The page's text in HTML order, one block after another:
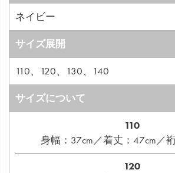
ネイビー
サイズ展開
110、120、130、140
サイズについて
110
身幅：37cm／着丈：47cm／
120